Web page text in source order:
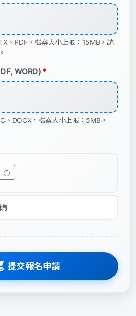
、PDF，檔案大小上限：15MB，請
WORD) *
、DOCX，檔案大小上限：5MB。
提交報名申請